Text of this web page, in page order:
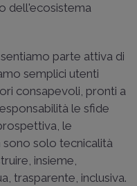
dell'ecosistema
parte attiva di
semplici utenti
consapevoli, pronti a
le sfide
le
sono solo tecnicalità
insieme,
trasparente, inclusiva.